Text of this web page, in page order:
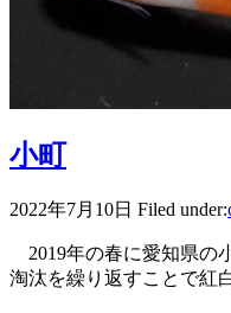
小町
2022年7月10日 Filed under:
2019年の春に愛知県の
淘汰を繰り返すことで紅